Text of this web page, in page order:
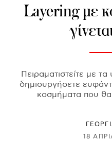
Layering με
Πειραματιστείτε με
δημιουργήσετε
κοσμήματα που
18